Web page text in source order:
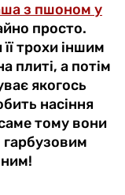
з пшоном у
просто.
трохи іншим
плиті, а потім
якогось
насіння
тому вони